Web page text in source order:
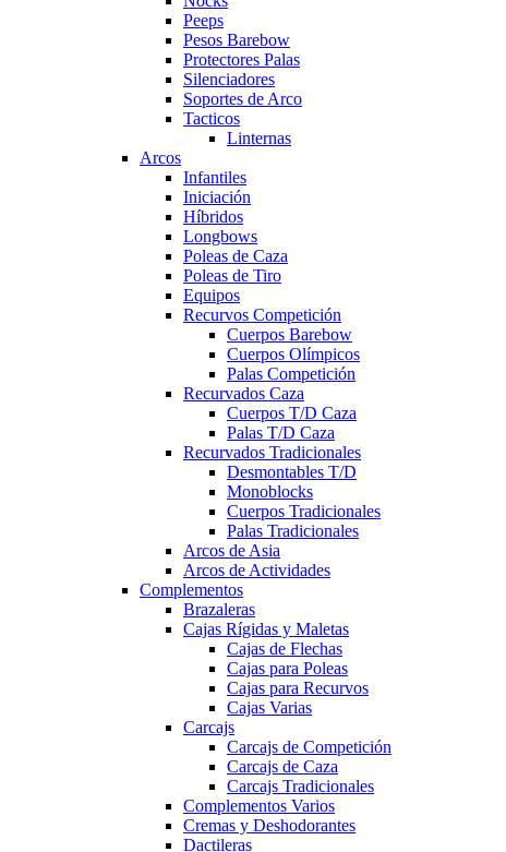
Peeps
Pesos Barebow
Protectores Palas
Silenciadores
Soportes de Arco
Tacticos
Linternas
Arcos
Infantiles
Iniciación
Híbridos
Longbows
Poleas de Caza
Poleas de Tiro
Equipos
Recurvos Competición
Cuerpos Barebow
Cuerpos Olímpicos
Palas Competición
Recurvados Caza
Cuerpos T/D Caza
Palas T/D Caza
Recurvados Tradicionales
Desmontables T/D
Monoblocks
Cuerpos Tradicionales
Palas Tradicionales
Arcos de Asia
Arcos de Actividades
Complementos
Brazaleras
Cajas Rígidas y Maletas
Cajas de Flechas
Cajas para Poleas
Cajas para Recurvos
Cajas Varias
Carcajs
Carcajs de Competición
Carcajs de Caza
Carcajs Tradicionales
Complementos Varios
Cremas y Deshodorantes
Dactileras